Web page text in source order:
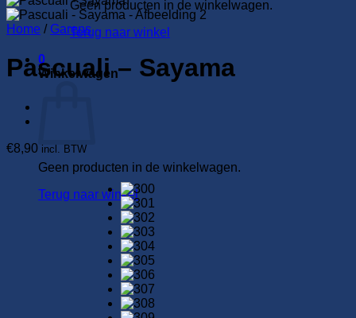
Geen producten in de winkelwagen.
Terug naar winkel
0
Winkelwagen
Geen producten in de winkelwagen.
Terug naar winkel
Home / Garens
Pascuali – Sayama
€8,90 incl. BTW